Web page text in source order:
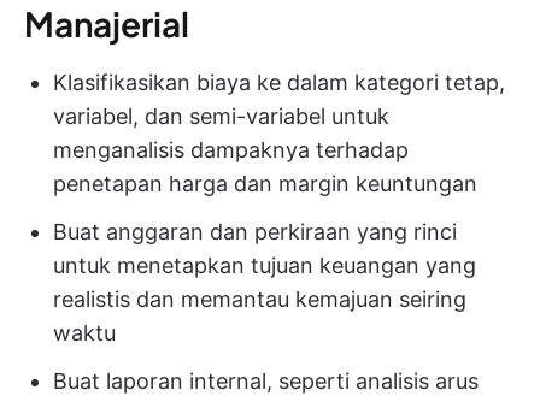
Manajerial
Klasifikasikan biaya ke dalam kategori tetap,
variabel, dan semi-variabel untuk
menganalisis dampaknya terhadap
penetapan harga dan margin keuntungan
Buat anggaran dan perkiraan yang rinci
untuk menetapkan tujuan keuangan yang
realistis dan memantau kemajuan seiring
waktu
Buat laporan internal, seperti analisis arus